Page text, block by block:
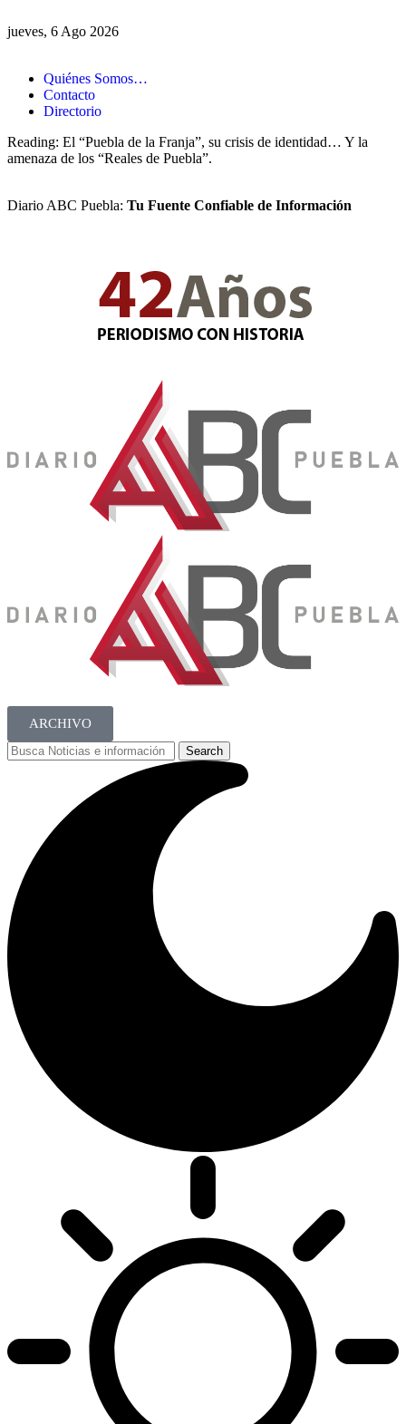
jueves, 6 Ago 2026
Quiénes Somos…
Contacto
Directorio
Reading: El “Puebla de la Franja”, su crisis de identidad… Y la
amenaza de los “Reales de Puebla”.
Diario ABC Puebla: Tu Fuente Confiable de Información
ARCHIVO